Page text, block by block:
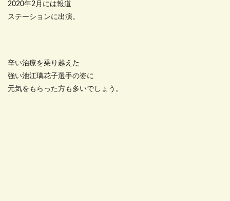
2020年2月には報道
ステーションに出演。
辛い治療を乗り越えた
強い池江璃花子選手の姿に
元気をもらった方も多いでしょう。